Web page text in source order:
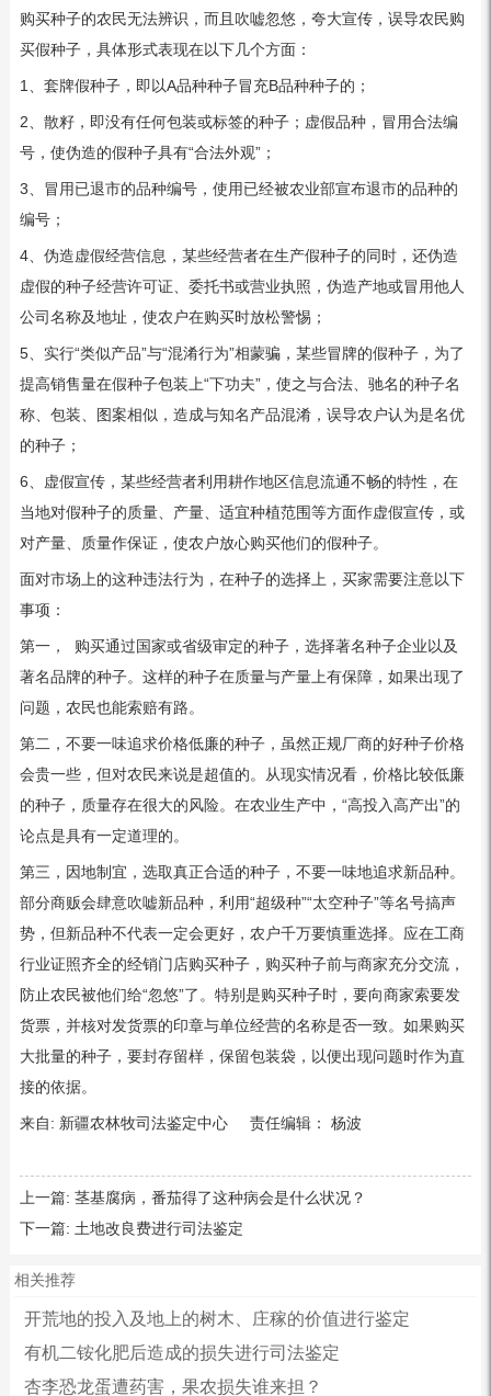
购买种子的农民无法辨识，而且吹嘘忽悠，夸大宣传，误导农民购
买假种子，具体形式表现在以下几个方面：
1、套牌假种子，即以A品种种子冒充B品种种子的；
2、散籽，即没有任何包装或标签的种子；虚假品种，冒用合法编
号，使伪造的假种子具有“合法外观”；
3、冒用已退市的品种编号，使用已经被农业部宣布退市的品种的
编号；
4、伪造虚假经营信息，某些经营者在生产假种子的同时，还伪造
虚假的种子经营许可证、委托书或营业执照，伪造产地或冒用他人
公司名称及地址，使农户在购买时放松警惕；
5、实行“类似产品”与“混淆行为”相蒙骗，某些冒牌的假种子，为了
提高销售量在假种子包装上“下功夫”，使之与合法、驰名的种子名
称、包装、图案相似，造成与知名产品混淆，误导农户认为是名优
的种子；
6、虚假宣传，某些经营者利用耕作地区信息流通不畅的特性，在
当地对假种子的质量、产量、适宜种植范围等方面作虚假宣传，或
对产量、质量作保证，使农户放心购买他们的假种子。
面对市场上的这种违法行为，在种子的选择上，买家需要注意以下
事项：
第一， 购买通过国家或省级审定的种子，选择著名种子企业以及
著名品牌的种子。这样的种子在质量与产量上有保障，如果出现了
问题，农民也能索赔有路。
第二，不要一味追求价格低廉的种子，虽然正规厂商的好种子价格
会贵一些，但对农民来说是超值的。从现实情况看，价格比较低廉
的种子，质量存在很大的风险。在农业生产中，“高投入高产出”的
论点是具有一定道理的。
第三，因地制宜，选取真正合适的种子，不要一味地追求新品种。
部分商贩会肆意吹嘘新品种，利用“超级种”“太空种子”等名号搞声
势，但新品种不代表一定会更好，农户千万要慎重选择。应在工商
行业证照齐全的经销门店购买种子，购买种子前与商家充分交流，
防止农民被他们给“忽悠”了。特别是购买种子时，要向商家索要发
货票，并核对发货票的印章与单位经营的名称是否一致。如果购买
大批量的种子，要封存留样，保留包装袋，以便出现问题时作为直
接的依据。
来自: 新疆农林牧司法鉴定中心 责任编辑： 杨波
上一篇: 茎基腐病，番茄得了这种病会是什么状况？
下一篇: 土地改良费进行司法鉴定
相关推荐
开荒地的投入及地上的树木、庄稼的价值进行鉴定
有机二铵化肥后造成的损失进行司法鉴定
杏李恐龙蛋遭药害，果农损失谁来担？